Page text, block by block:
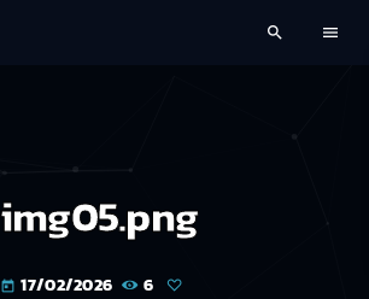
search menu
img05.png
today 17/02/2026 6